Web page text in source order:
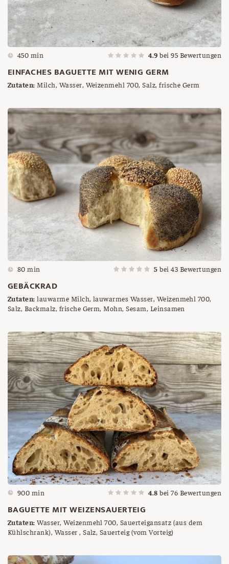
450 min 4.9 bei95 Bewertungen
EINFACHES BAGUETTE MIT WENIG GERM
Zutaten: Milch, Wasser, Weizenmehl 700, Salz, frische Germ
80 min 5 bei43 Bewertungen
GEBÄCKRAD
Zutaten: lauwarme Milch, lauwarmes Wasser, Weizenmehl 700,
Salz, Backmalz, frische Germ, Mohn, Sesam, Leinsamen
900 min 4.8 bei76 Bewertungen
BAGUETTE MIT WEIZENSAUERTEIG
Zutaten: Wasser, Weizenmehl 700, Sauerteigansatz (aus dem
Kühlschrank), Wasser , Salz, Sauerteig (vom Vorteig)